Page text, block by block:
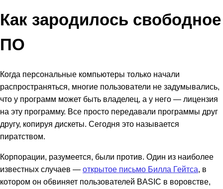
Как зародилось свободное
ПО
Когда персональные компьютеры только начали
распространяться, многие пользователи не задумывались,
что у программ может быть владелец, а у него — лицензия
на эту программу. Все просто передавали программы друг
другу, копируя дискеты. Сегодня это называется
пиратством.
Корпорации, разумеется, были против. Один из наиболее
известных случаев — открытое письмо Билла Гейтса, в
котором он обвиняет пользователей BASIC в воровстве,